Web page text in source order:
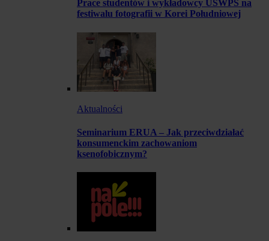
Prace studentów i wykładowcy USWPS na
festiwalu fotografii w Korei Południowej
Aktualności
Seminarium ERUA – Jak przeciwdziałać
konsumenckim zachowaniom
ksenofobicznym?